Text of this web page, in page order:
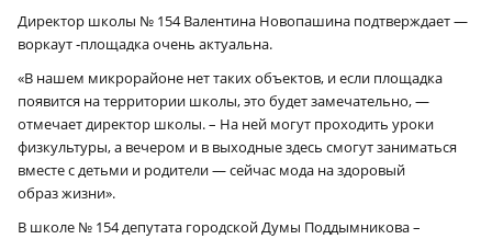
Директор школы № 154 Валентина Новопашина подтверждает —
воркаут ‑площадка очень актуальна.
«В нашем микрорайоне нет таких объектов, и если площадка
появится на территории школы, это будет замечательно, —
отмечает директор школы. – На ней могут проходить уроки
физкультуры, а вечером и в выходные здесь смогут заниматься
вместе с детьми и родители — сейчас мода на здоровый
образ жизни».
В школе № 154 депутата городской Думы Поддымникова –